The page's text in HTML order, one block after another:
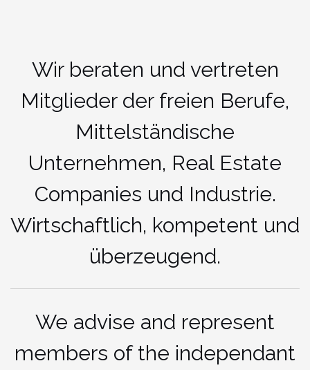
Wir beraten und vertreten
Mitglieder der freien Berufe,
Mittelständische
Unternehmen, Real Estate
Companies und Industrie.
Wirtschaftlich, kompetent und
überzeugend.
We advise and represent
members of the independant